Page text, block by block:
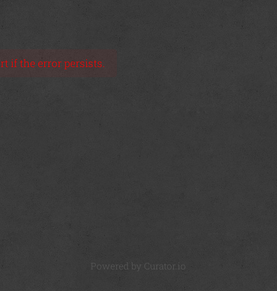
if the error persists.
Powered by Curator.io